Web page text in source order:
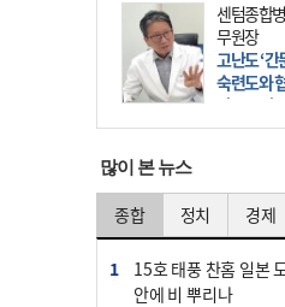
센텀종합
무원장
고난도 ‘
숙련도와
간문부
우 간에서
部)’에 생
문맥 림프
많이 본 뉴스
종합 정치 경제
1
15호 태풍 찬홈 일본
안에 비 뿌리나